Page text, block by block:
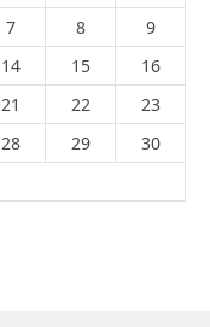
7 8
9
14 15
16
21 22
23
28 29
30